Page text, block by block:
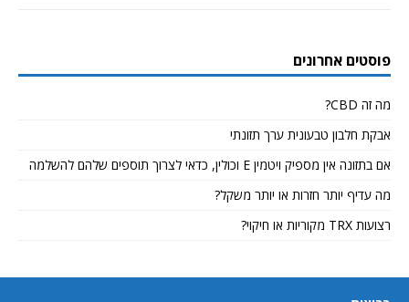
פוסטים אחרונים
מה זה CBD?
אבקת חלבון טבעונית ערך תזונתי
אם בתזונה אין מספיק ויטמין E וכולין, כדאי לצרוך תוספים שלהם להשלמה
מה עדיף יותר חזרות או יותר משקל?
רצועות TRX מקוריות או חיקוי?